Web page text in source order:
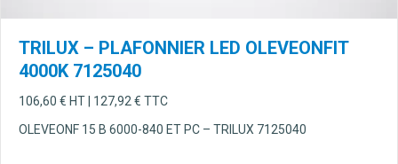
TRILUX – PLAFONNIER LED OLEVEONFIT
4000K 7125040
106,60 € HT | 127,92 € TTC
OLEVEONF 15 B 6000-840 ET PC – TRILUX 7125040